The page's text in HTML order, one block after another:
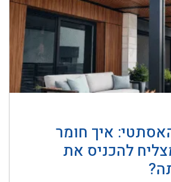
איך חומר
להכניס את